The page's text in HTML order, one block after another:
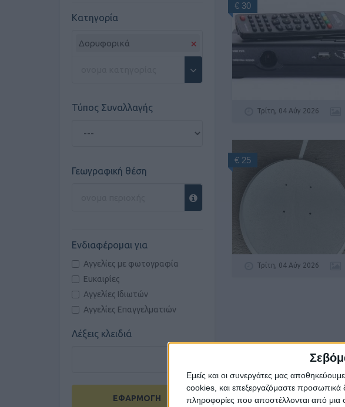
Εμείς και οι συνεργάτες μας
cookies, και επεξεργαζόμαστε προσωπικά
πληροφορίες που αποστέλλονται από μια
Κατηγορία
Δορυφορικά ×
Τύπος Συναλλαγής
Γεωγραφική θέση
Ενδιαφέρομαι για
Αγγελίες με φωτογραφία
Ευκαιρίες
Αγγελίες Ιδιωτών
Αγγελίες Επαγγελματιών
Λέξεις κλειδιά
ΕΦΑΡΜΟΓΗ
€ 30
Τρίτη, 04 Αύγ 2026
€ 25
Τρίτη, 04 Αύγ 2026